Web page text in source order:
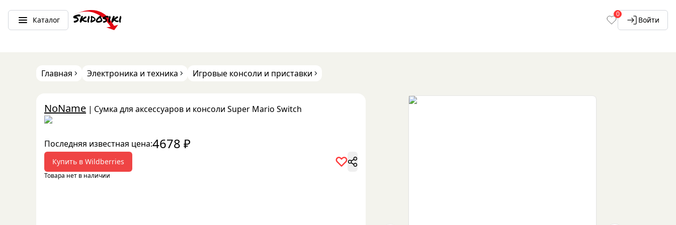
Каталог
0
Войти
Главная Электроника и техника Игровые консоли и приставки
NoName | Сумка для аксессуаров и консоли Super Mario Switch
Последняя известная цена:4678 ₽
Купить в Wildberries
Товара нет в наличии